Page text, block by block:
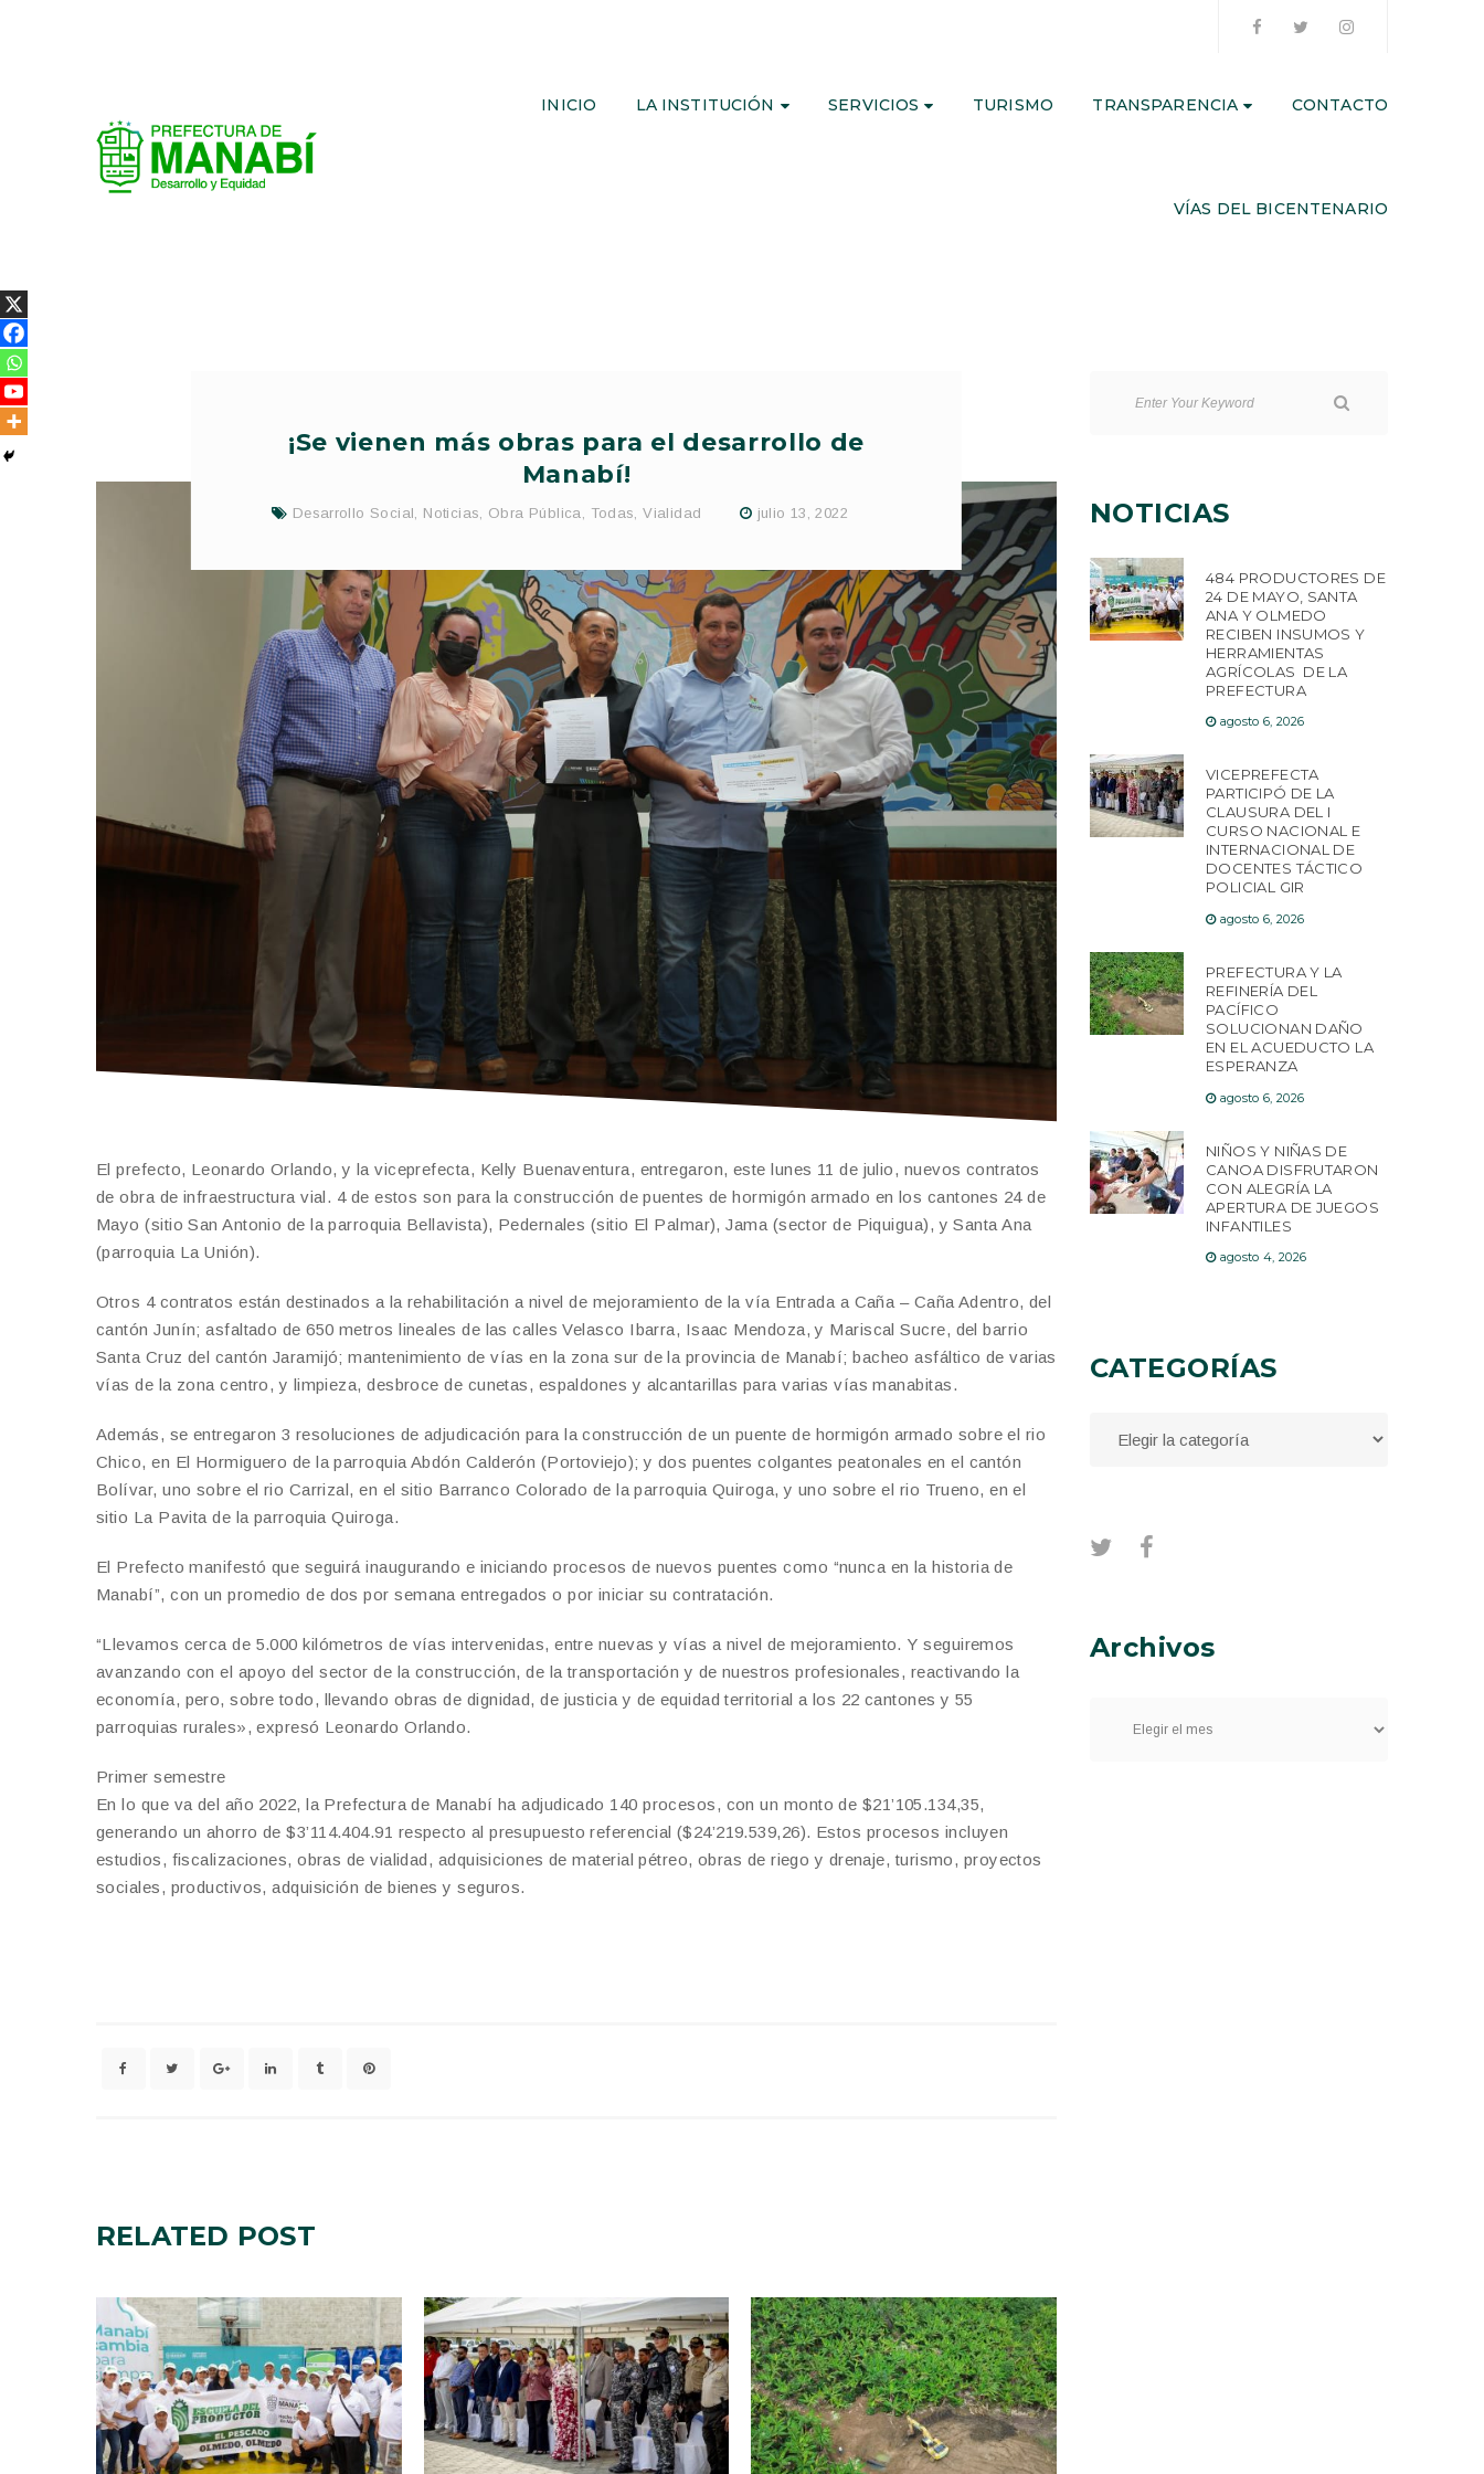
INICIO LA INSTITUCIÓN SERVICIOS TURISMO TRANSPARENCIA CONTACTO
VÍAS DEL BICENTENARIO
¡Se vienen más obras para el desarrollo de
Manabí!
Desarrollo Social, Noticias, Obra Pública, Todas,Vialidad julio 13, 2022
El prefecto, Leonardo Orlando, y la viceprefecta, Kelly Buenaventura, entregaron, este lunes 11 de julio, nuevos contratos
de obra de infraestructura vial. 4 de estos son para la construcción de puentes de hormigón armado en los cantones 24 de
Mayo (sitio San Antonio de la parroquia Bellavista), Pedernales (sitio El Palmar), Jama (sector de Piquigua), y Santa Ana
(parroquia La Unión).
Otros 4 contratos están destinados a la rehabilitación a nivel de mejoramiento de la vía Entrada a Caña – Caña Adentro, del
cantón Junín; asfaltado de 650 metros lineales de las calles Velasco Ibarra, Isaac Mendoza, y Mariscal Sucre, del barrio
Santa Cruz del cantón Jaramijó; mantenimiento de vías en la zona sur de la provincia de Manabí; bacheo asfáltico de varias
vías de la zona centro, y limpieza, desbroce de cunetas, espaldones y alcantarillas para varias vías manabitas.
Además, se entregaron 3 resoluciones de adjudicación para la construcción de un puente de hormigón armado sobre el rio
Chico, en El Hormiguero de la parroquia Abdón Calderón (Portoviejo); y dos puentes colgantes peatonales en el cantón
Bolívar, uno sobre el rio Carrizal, en el sitio Barranco Colorado de la parroquia Quiroga, y uno sobre el rio Trueno, en el
sitio La Pavita de la parroquia Quiroga.
El Prefecto manifestó que seguirá inaugurando e iniciando procesos de nuevos puentes como “nunca en la historia de
Manabí”, con un promedio de dos por semana entregados o por iniciar su contratación.
“Llevamos cerca de 5.000 kilómetros de vías intervenidas, entre nuevas y vías a nivel de mejoramiento. Y seguiremos
avanzando con el apoyo del sector de la construcción, de la transportación y de nuestros profesionales, reactivando la
economía, pero, sobre todo, llevando obras de dignidad, de justicia y de equidad territorial a los 22 cantones y 55
parroquias rurales», expresó Leonardo Orlando.
Primer semestre
En lo que va del año 2022, la Prefectura de Manabí ha adjudicado 140 procesos, con un monto de $21’105.134,35,
generando un ahorro de $3’114.404.91 respecto al presupuesto referencial ($24’219.539,26). Estos procesos incluyen
estudios, fiscalizaciones, obras de vialidad, adquisiciones de material pétreo, obras de riego y drenaje, turismo, proyectos
sociales, productivos, adquisición de bienes y seguros.
RELATED POST
NOTICIAS
484 PRODUCTORES DE
24 DE MAYO, SANTA
ANA Y OLMEDO
RECIBEN INSUMOS Y
HERRAMIENTAS
AGRÍCOLAS DE LA
PREFECTURA
agosto 6, 2026
VICEPREFECTA
PARTICIPÓ DE LA
CLAUSURA DEL I
CURSO NACIONAL E
INTERNACIONAL DE
DOCENTES TÁCTICO
POLICIAL GIR
agosto 6, 2026
PREFECTURA Y LA
REFINERÍA DEL
PACÍFICO
SOLUCIONAN DAÑO
EN EL ACUEDUCTO LA
ESPERANZA
agosto 6, 2026
NIÑOS Y NIÑAS DE
CANOA DISFRUTARON
CON ALEGRÍA LA
APERTURA DE JUEGOS
INFANTILES
agosto 4, 2026
CATEGORÍAS
Archivos